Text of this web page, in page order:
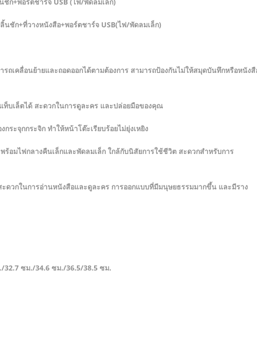
นชัก+ที่วางหนังสือ+พอร์ตชาร์จ USB(ไฟ/พัดลมเล็ก)
ถเคลื่อนย้ายและถอดออกได้ตามต้องการ สามารถป้องกันไม่ให้สมุดบันทึกหรือหนังสื
ท็บเล็ตได้ สะดวกในการดูละคร และปล่อยมือของคุณ
ระจุกกระจิก ทำให้หน้าโต๊ะเรียบร้อยไม่ยุ่งเหยิง
อมไฟกลางคืนเล็กและพัดลมเล็ก ใกล้กับนิสัยการใช้ชีวิต สะดวกสำหรับการ
ดวกในการอ่านหนังสือและดูละคร การออกแบบที่มีมนุษยธรรมมากขึ้น และมีราง
32.7 ซม./34.6 ซม./36.5/38.5 ซม.